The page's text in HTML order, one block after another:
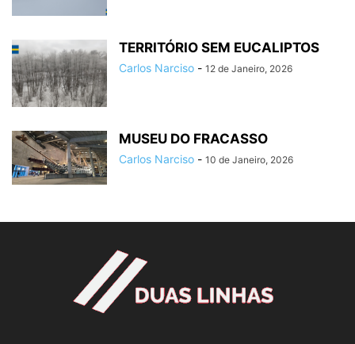
TERRITÓRIO SEM EUCALIPTOS
Carlos Narciso - 12 de Janeiro, 2026
MUSEU DO FRACASSO
Carlos Narciso - 10 de Janeiro, 2026